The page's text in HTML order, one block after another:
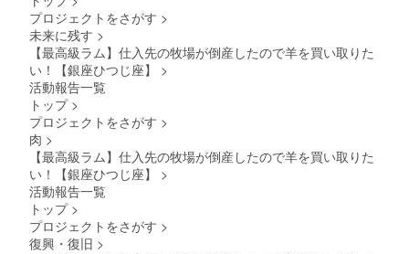
プロジェクトをさがす >
未来に残す >
【最高級ラム】仕入先の牧場が倒産したので羊を買い取りた
い！【銀座ひつじ座】
>
活動報告一覧
トップ >
プロジェクトをさがす >
肉 >
【最高級ラム】仕入先の牧場が倒産したので羊を買い取りた
い！【銀座ひつじ座】
>
活動報告一覧
トップ >
プロジェクトをさがす >
復興・復旧 >